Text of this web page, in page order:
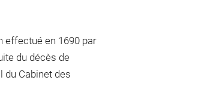
effectué en 1690 par
du décès de
du Cabinet des